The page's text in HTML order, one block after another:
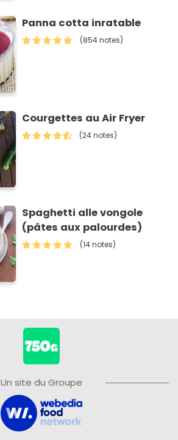
Panna cotta inratable
(854 notes)
Courgettes au Air Fryer
(24 notes)
Spaghetti alle vongole
(pâtes aux palourdes)
(14 notes)
Un site du Groupe